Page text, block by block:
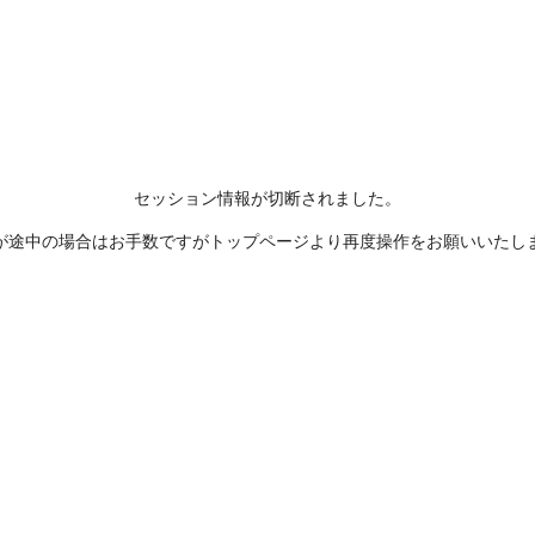
セッション情報が切断されました。
途中の場合はお手数ですがトップページより再度操作をお願いいたし